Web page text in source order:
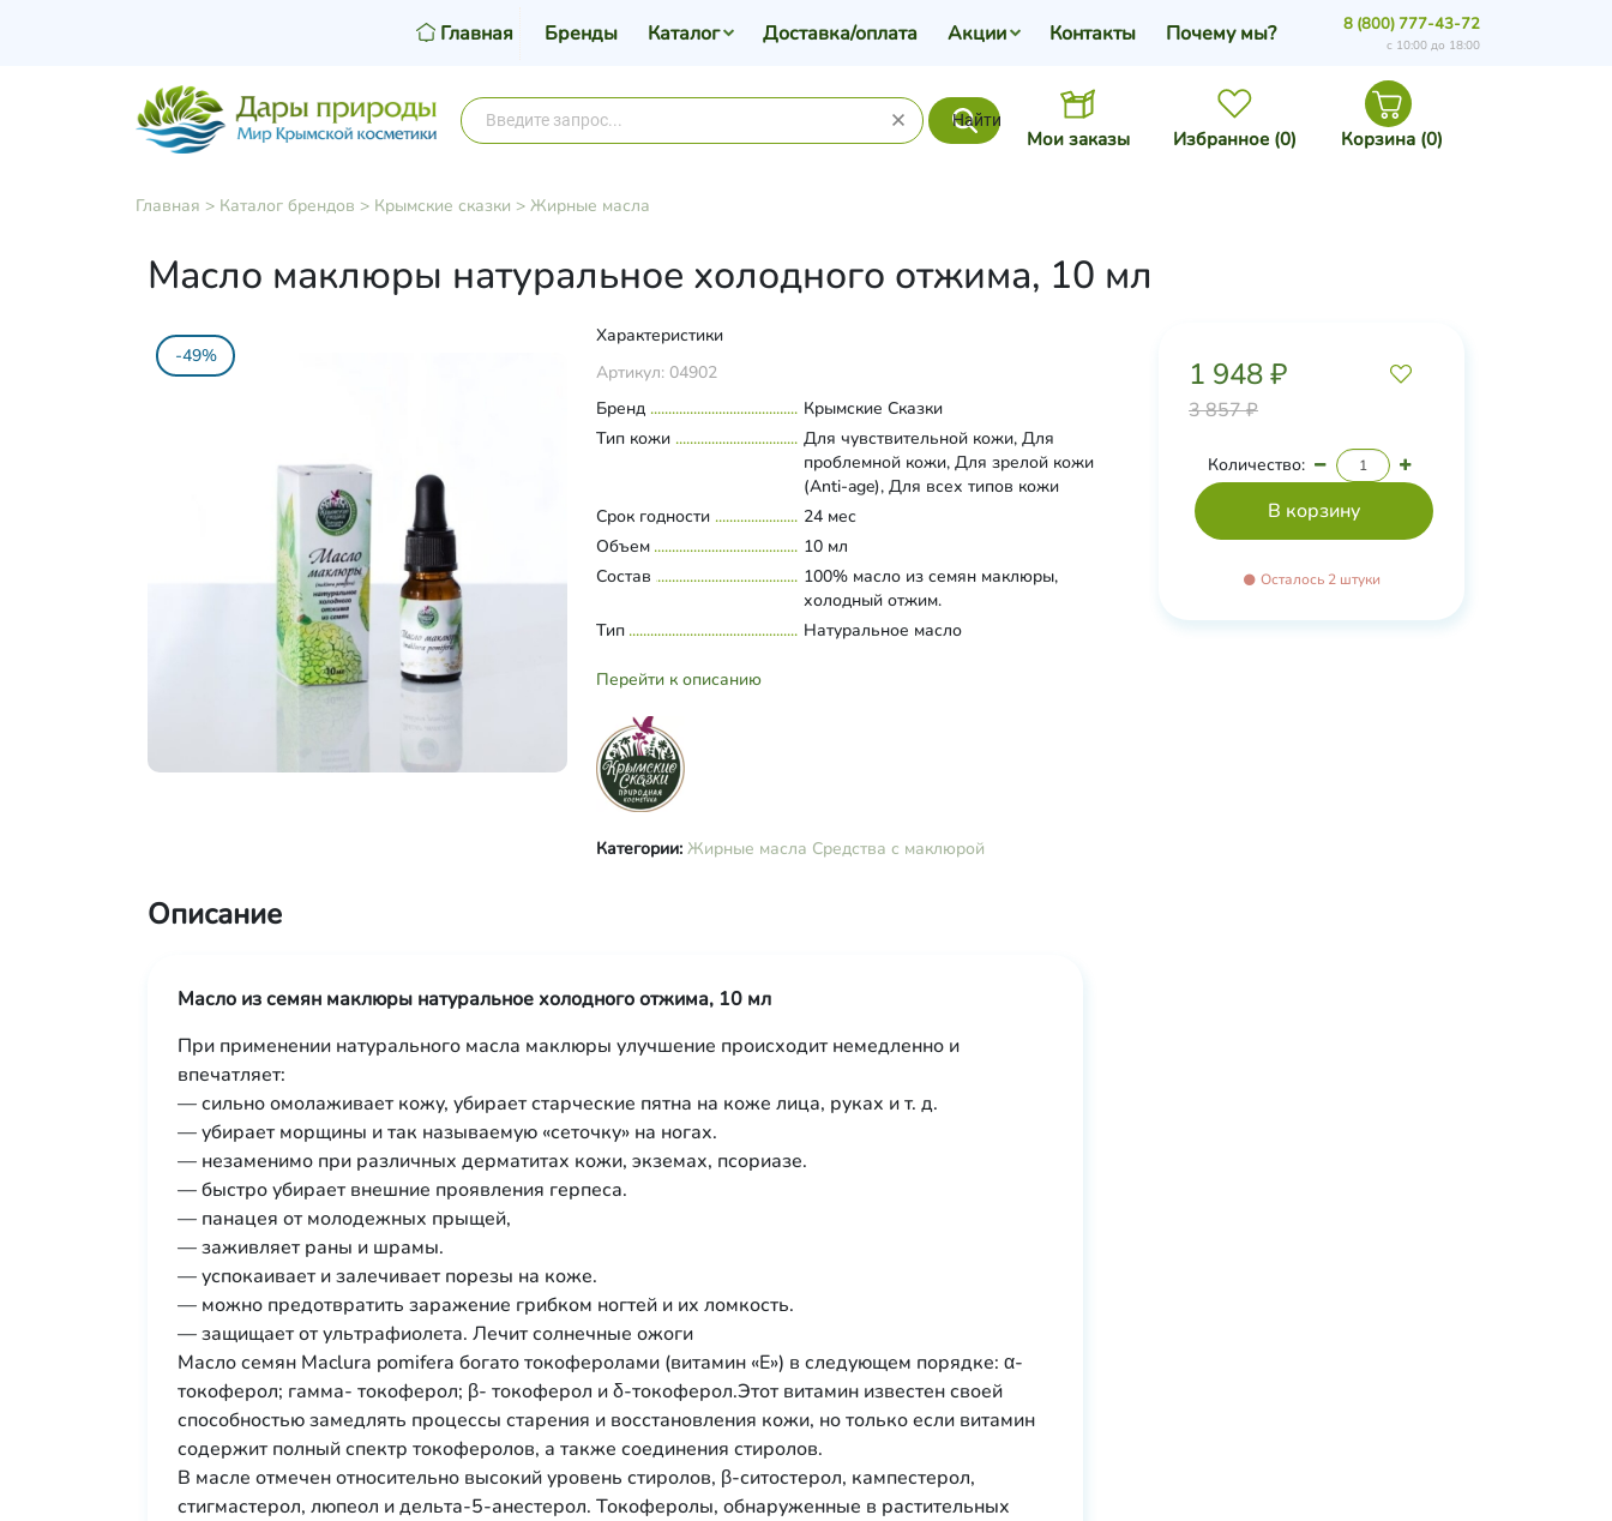
Найти
Мои заказы Избранное (0) Корзина (0)
Главная Бренды Каталог Доставка/оплата Акции Контакты Почему мы? 8 (800) 777-43-72
с 10:00 до 18:00
Главная > Каталог брендов > Крымские сказки > Жирные масла
Масло маклюры натуральное холодного отжима, 10 мл
-49%
Характеристики
Артикул: 04902
Бренд
Крымские Сказки
Тип кожи
Для чувствительной кожи, Для
проблемной кожи, Для зрелой кожи
(Anti-age), Для всех типов кожи
Срок годности
24 мес
Объем
10 мл
Состав
100% масло из семян маклюры,
холодный отжим.
Тип
Натуральное масло
Перейти к описанию
Категории: Жирные масла Средства с маклюрой
1 948 ₽
3 857 ₽
Количество:
Осталось 2 штуки
Описание
Масло из семян маклюры натуральное холодного отжима, 10 мл
При применении натурального масла маклюры улучшение происходит немедленно и
впечатляет:
— сильно омолаживает кожу, убирает старческие пятна на коже лица, руках и т. д.
— убирает морщины и так называемую «сеточку» на ногах.
— незаменимо при различных дерматитах кожи, экземах, псориазе.
— быстро убирает внешние проявления герпеса.
— панацея от молодежных прыщей,
— заживляет раны и шрамы.
— успокаивает и залечивает порезы на коже.
— можно предотвратить заражение грибком ногтей и их ломкость.
— защищает от ультрафиолета. Лечит солнечные ожоги
Масло семян Maclura pomifera богато токоферолами (витамин «E») в следующем порядке: α-
токоферол; гамма- токоферол; β- токоферол и δ-токоферол.Этот витамин известен своей
способностью замедлять процессы старения и восстановления кожи, но только если витамин
содержит полный спектр токоферолов, а также соединения стиролов.
В масле отмечен относительно высокий уровень стиролов, β-ситостерол, кампестерол,
стигмастерол, люпеол и дельта-5-анестерол. Токоферолы, обнаруженные в растительных